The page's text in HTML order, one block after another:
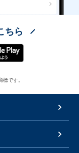
ちら
です。